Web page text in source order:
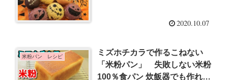
2020.10.07
米粉パン レシピ
ミズホチカラで作るこねない
「米粉パン」 失敗しない米粉
100％食パン 炊飯器でも作れ